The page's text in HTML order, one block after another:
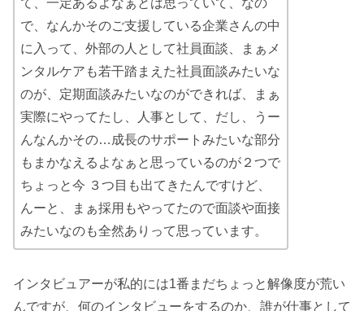
で、なんかそのご支援している企業さんの中
に入って、外部の人として社員面談、まぁメ
ンタルケアも若干踏まえた社員面談みたいな
のが、定期面談みたいなのができれば、まぁ
実際にやってたし、人事として、だし、うー
んなんかその…成長のサポートみたいな部分
もまかなえるよなぁと思っているのが２つで
ちょっと今 ３つ目も出てきたんですけど、
んーと、まぁ採用もやってたので面談や面接
みたいなのも全然ありって思っています。
インタビュアーが私的には1番まだちょっと解像度が荒い
んですが、何のインタビューをするのか、誰が仕事として